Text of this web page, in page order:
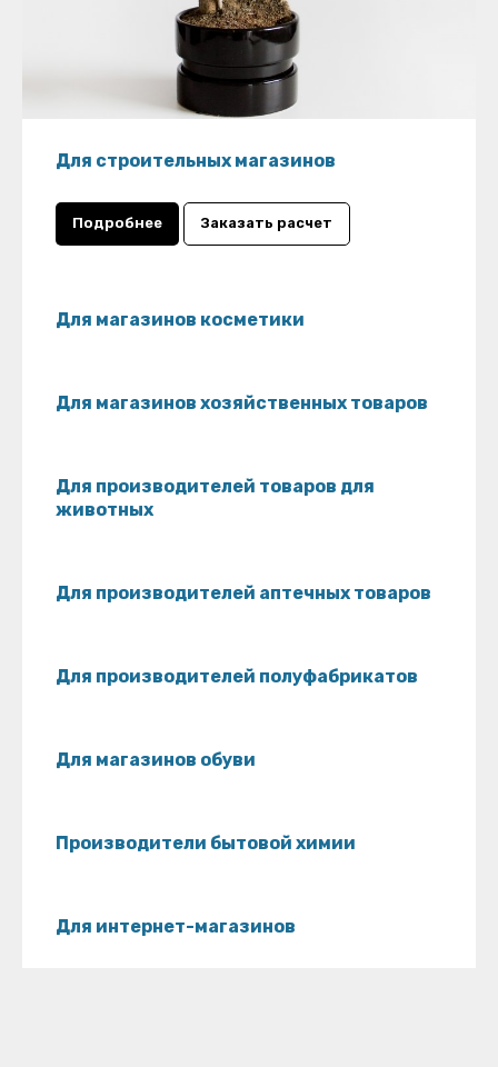
Для строительных магазинов
Подробнее Заказать расчет
Для магазинов косметики
Для магазинов хозяйственных товаров
Для производителей товаров для
животных
Для производителей аптечных товаров
Для производителей полуфабрикатов
Для магазинов обуви
Производители бытовой химии
Для интернет-магазинов